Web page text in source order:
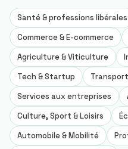
Santé & professions libérales
Commerce & E-commerce
Agriculture & Viticulture
Tech & Startup
Services aux entreprises
Culture, Sport & Loisirs
Automobile & Mobilité